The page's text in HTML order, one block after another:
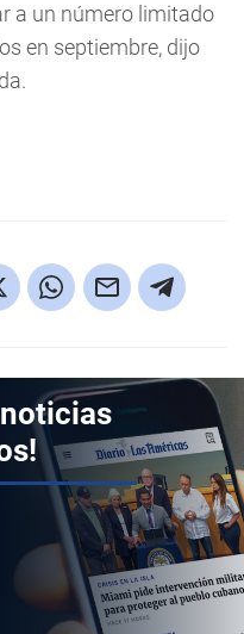
a un número limitado
en septiembre, dijo